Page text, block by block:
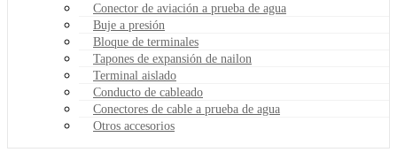
Conector de aviación a prueba de agua
Buje a presión
Bloque de terminales
Tapones de expansión de nailon
Terminal aislado
Conducto de cableado
Conectores de cable a prueba de agua
Otros accesorios